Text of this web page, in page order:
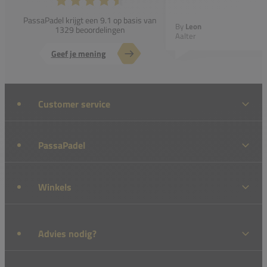
PassaPadel krijgt een 9.1 op basis van
1329 beoordelingen
Geef je mening
By Leon
Aalter
Customer service
PassaPadel
Winkels
Advies nodig?